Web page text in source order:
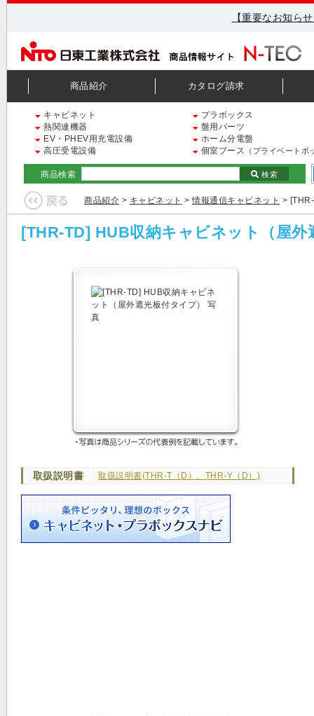
【重要なお知ら
商品紹介 カタログ請求
キャビネット
プラボックス
熱関連機器
盤用パーツ
EV・PHEV用充電設備
ホーム分電盤
高圧受電設備
個室ブース （プライベートボ
商品検索 検索
商品紹介 > キャビネット >情報通信キャビネット >
[THR-TD] HUB収納キャビネット（屋外
取扱説明書 取扱説明書(THR-T（D）、THR-Y（D）)